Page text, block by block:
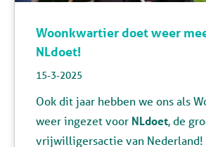
Woonkwartier doet weer
NLdoet!
15-3-2025
Ook dit jaar hebben we ons als
weer ingezet voor NLdoet, de
vrijwilligersactie van